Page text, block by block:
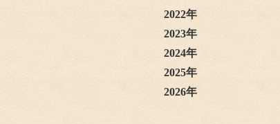
2022年
2023年
2024年
2025年
2026年